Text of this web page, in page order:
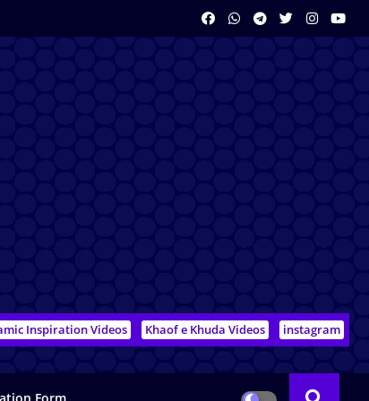
Inspiration Videos Khaof e Khuda Videos instagram